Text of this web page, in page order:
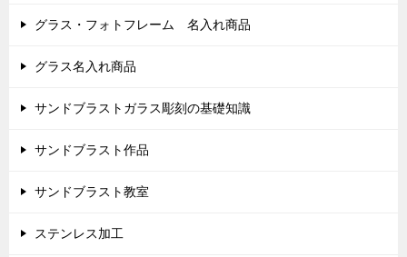
グラス・フォトフレーム 名入れ商品
グラス名入れ商品
サンドブラストガラス彫刻の基礎知識
サンドブラスト作品
サンドブラスト教室
ステンレス加工